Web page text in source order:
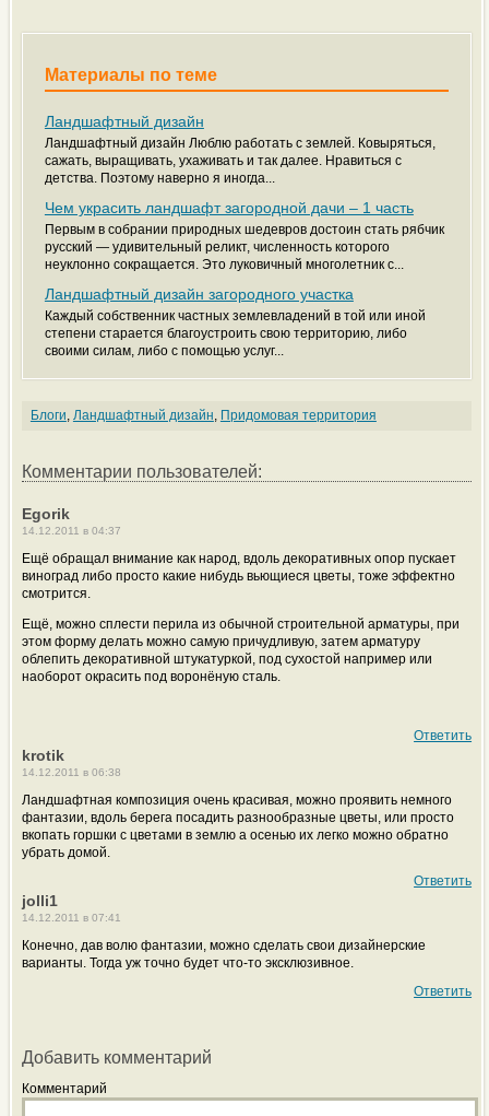
Материалы по теме
Ландшафтный дизайн
Ландшафтный дизайн Люблю работать с землей. Ковыряться,
сажать, выращивать, ухаживать и так далее. Нравиться с
детства. Поэтому наверно я иногда...
Чем украсить ландшафт загородной дачи – 1 часть
Первым в собрании природных шедевров достоин стать рябчик
русский — удивительный реликт, численность которого
неуклонно сокращается. Это луковичный многолетник с...
Ландшафтный дизайн загородного участка
Каждый собственник частных землевладений в той или иной
степени старается благоустроить свою территорию, либо
своими силам, либо с помощью услуг...
Блоги, Ландшафтный дизайн, Придомовая территория
Комментарии пользователей:
Egorik
14.12.2011 в 04:37
Ещё обращал внимание как народ, вдоль декоративных опор пускает
виноград либо просто какие нибудь вьющиеся цветы, тоже эффектно
смотрится.
Ещё, можно сплести перила из обычной строительной арматуры, при
этом форму делать можно самую причудливую, затем арматуру
облепить декоративной штукатуркой, под сухостой например или
наоборот окрасить под воронёную сталь.
Ответить
krotik
14.12.2011 в 06:38
Ландшафтная композиция очень красивая, можно проявить немного
фантазии, вдоль берега посадить разнообразные цветы, или просто
вкопать горшки с цветами в землю а осенью их легко можно обратно
убрать домой.
Ответить
jolli1
14.12.2011 в 07:41
Конечно, дав волю фантазии, можно сделать свои дизайнерские
варианты. Тогда уж точно будет что-то эксклюзивное.
Ответить
Добавить комментарий
Комментарий